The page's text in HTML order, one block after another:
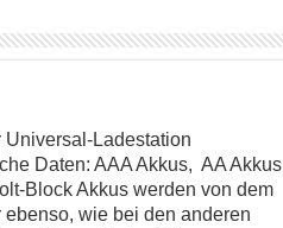
Universal-Ladestation
Daten: AAA Akkus, AA Akkus
Block Akkus werden von dem
ebenso, wie bei den anderen